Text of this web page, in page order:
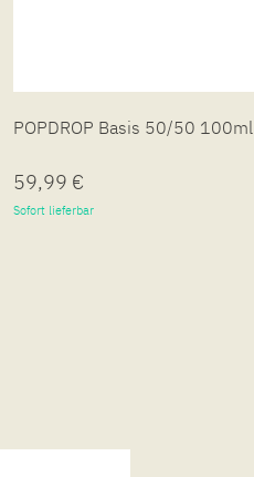
POPDROP Basis 50/50 100ml
59,99 €
Sofort lieferbar